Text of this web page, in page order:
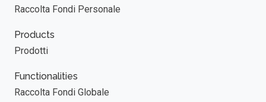
Raccolta Fondi Personale
Products
Prodotti
Functionalities
Raccolta Fondi Globale